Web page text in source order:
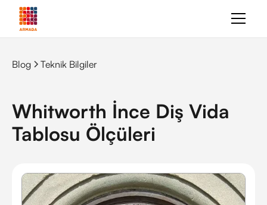
Blog Teknik Bilgiler
Whitworth İnce Diş Vida
Tablosu Ölçüleri